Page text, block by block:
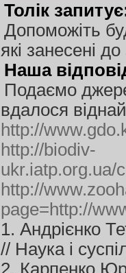
Толік
Допоможіть
які занесені
Наша
Подаємо
вдалося
http://
http://biodiv-
ukr.iatp.org.ua/
http://
page=http://
1. Андрієнко
// Наука і
2. Карпенко